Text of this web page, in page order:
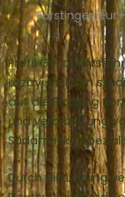
Forstingenieur
Profil
Lazay – ich bin
auf die Planung
und verarbeitung
Südamerika
Durch die Leitung